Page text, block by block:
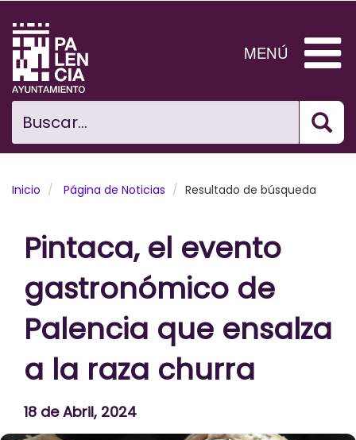
contenido
principal
Buscar...
MENÚ
Ciudad
El Ayuntamiento
Noticias
Areas municipales
Tramita
Inicio Página de Noticias Resultado de búsqueda
Pintaca, el evento
gastronómico de
Palencia que ensalza
a la raza churra
18 de Abril, 2024